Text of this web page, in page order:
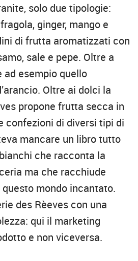
solo due tipologie:
ginger, mango e
di frutta aromatizzati con
sale e pepe. Oltre a
esempio quello
Oltre ai dolci la
propone frutta secca in
confezioni di diversi tipi di
mancare un libro tutto
che racconta la
ma che racchiude
mondo incantato.
des Rèeves con una
qui il marketing
e non viceversa.